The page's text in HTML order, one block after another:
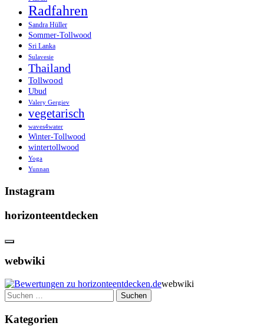
Radfahren
Sandra Hüller
Sommer-Tollwood
Sri Lanka
Sulavesie
Thailand
Tollwood
Ubud
Valery Gergiev
vegetarisch
waves4water
Winter-Tollwood
wintertollwood
Yoga
Yunnan
Instagram
horizonteentdecken
webwiki
webwiki
Suchen
nach:
Kategorien